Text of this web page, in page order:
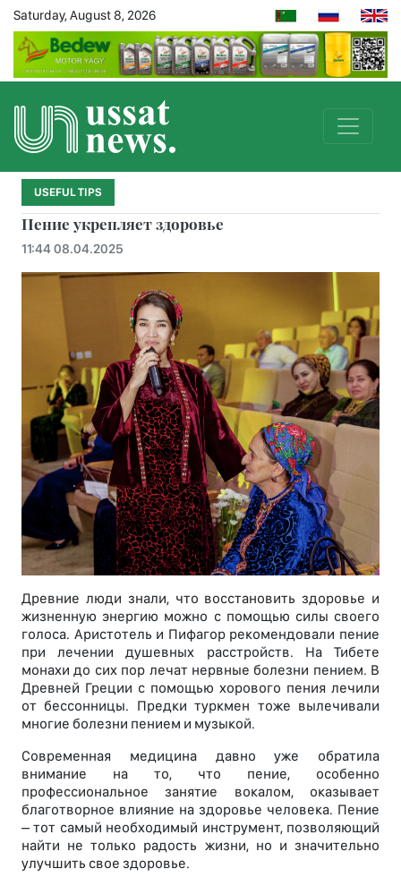
Saturday, August 8, 2026
USEFUL TIPS
Пение укрепляет здоровье
11:44 08.04.2025
Древние люди знали, что восстановить здоровье и
жизненную энергию можно с помощью силы своего
голоса. Аристотель и Пифагор рекомендовали пение
при лечении душевных расстройств. На Тибете
монахи до сих пор лечат нервные болезни пением. В
Древней Греции с помощью хорового пения лечили
от бессонницы. Предки туркмен тоже вылечивали
многие болезни пением и музыкой.
Современная медицина давно уже обратила
внимание на то, что пение, особенно
профессиональное занятие вокалом, оказывает
благотворное влияние на здоровье человека. Пение
– тот самый необходимый инструмент, позволяющий
найти не только радость жизни, но и значительно
улучшить свое здоровье.